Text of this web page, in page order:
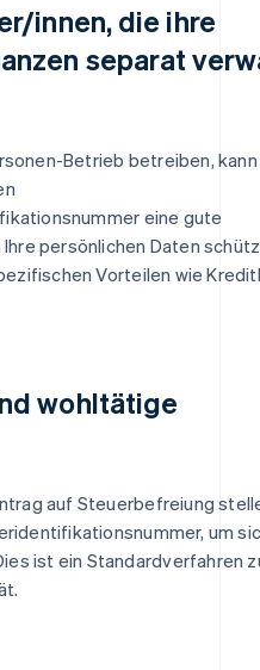
innen, die ihre
separat
Betrieb betreiben,
eine gute
persönlichen Daten
Vorteilen wie
wohltätige
auf Steuerbefreiung
um
ist ein Standardverfahren